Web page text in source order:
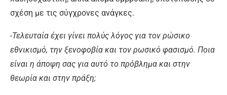
σχέση με τις σύγχρονες ανάγκες.
-Τελευταία έχει γίνει πολύς λόγος για τον ρώσικο
εθνικισμό, την ξενοφοβία και τον ρωσικό φασισμό. Ποια
είναι η άποψη σας για αυτό το πρόβλημα και στην
θεωρία και στην πράξη;